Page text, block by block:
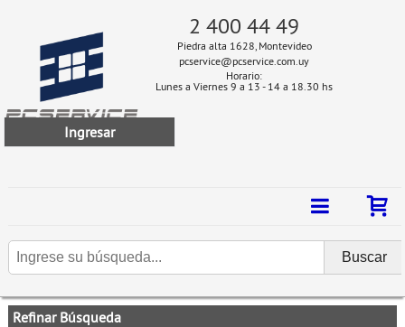
2 400 44 49
Piedra alta 1628, Montevideo
pcservice@pcservice.com.uy
Horario:
Lunes a Viernes 9 a 13 - 14 a 18.30 hs
Ingresar
Refinar Búsqueda